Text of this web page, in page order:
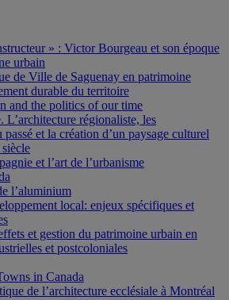
» : Victor Bourgeau et son époque
urbain
de Ville de Saguenay en patrimoine
durable du territoire
and the politics of our time
L’architecture régionaliste, les
passé et la création d’un paysage culturel
et l’art de l’urbanisme
l’aluminium
local: enjeux spécifiques et
et gestion du patrimoine urbain en
et postcoloniales
in Canada
de l’architecture ecclésiale à Montréal